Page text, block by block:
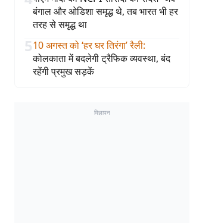
बंगाल और ओडिशा समृद्ध थे, तब भारत भी हर
तरह से समृद्ध था
510 अगस्त को ‘हर घर तिरंगा’ रैली:
कोलकाता में बदलेगी ट्रैफिक व्यवस्था, बंद
रहेंगी प्रमुख सड़कें
विज्ञापन